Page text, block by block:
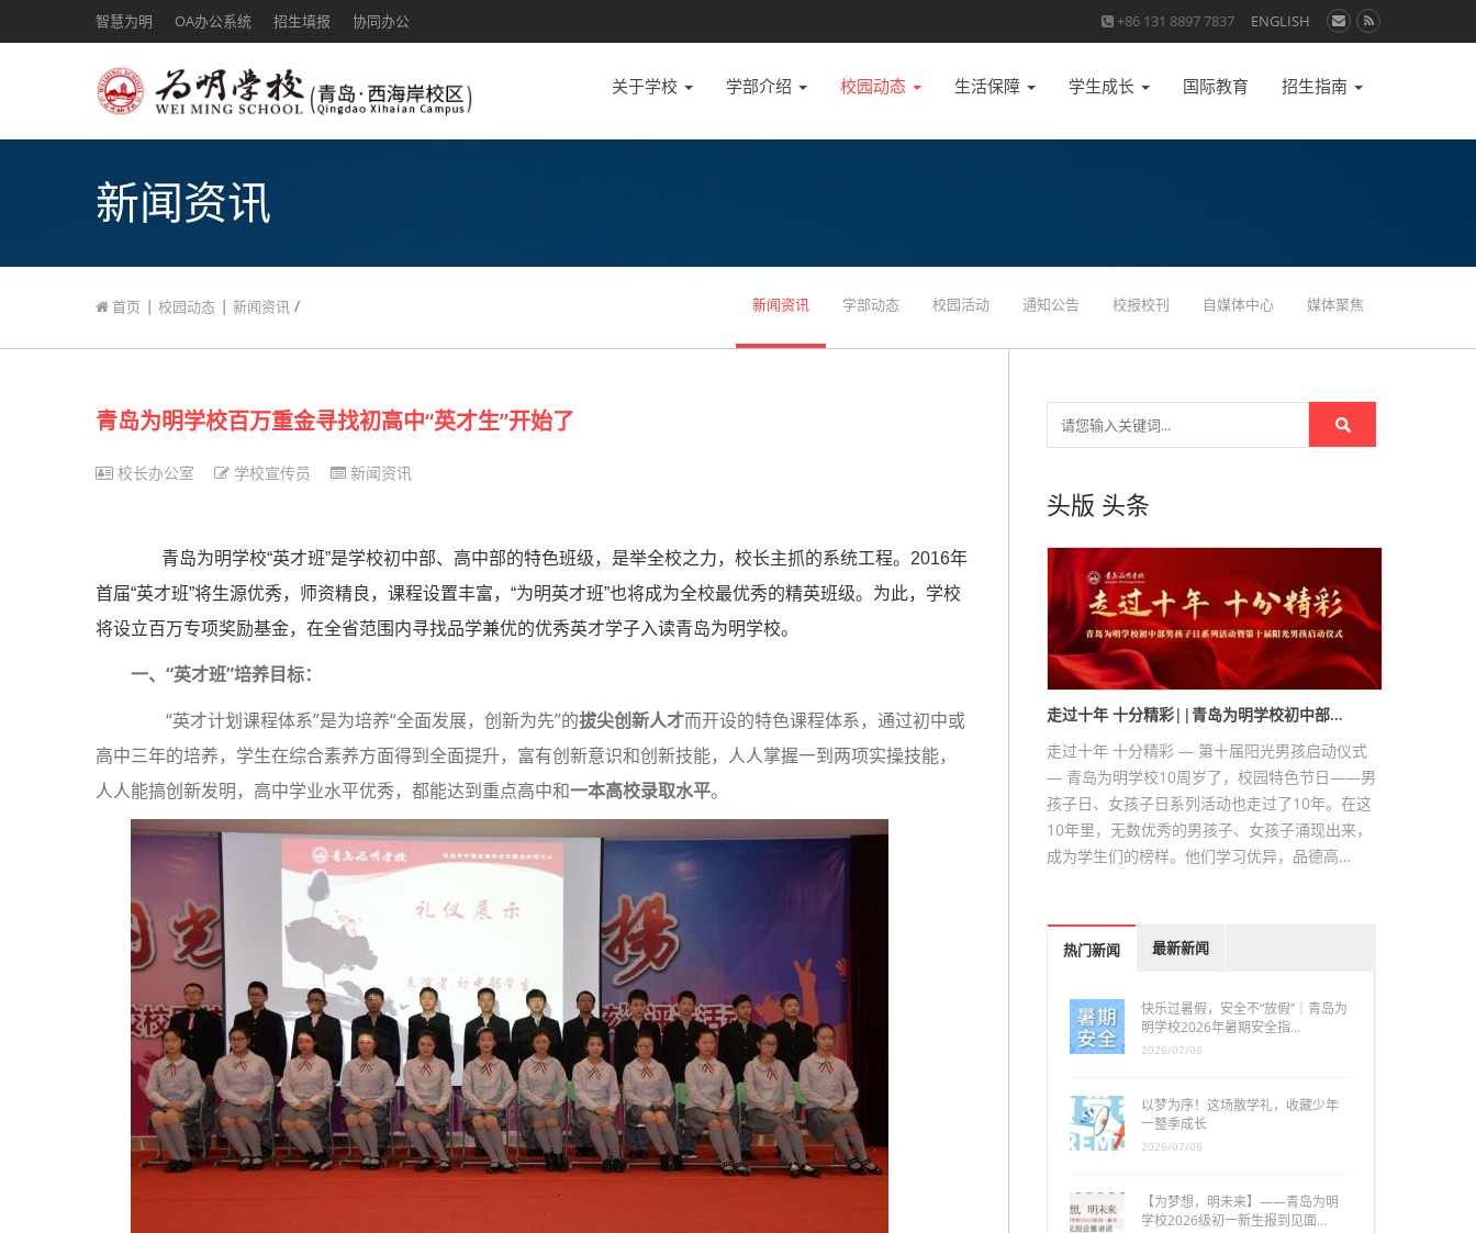
智慧为明 OA办公系统 招生填报 协同办公 +86 131 8897 7837 ENGLISH
关于学校 学部介绍 校园动态 生活保障 学生成长 国际教育 招生指南
新闻资讯
首页 | 校园动态 | 新闻资讯 / 新闻资讯 学部动态 校园活动 通知公告 校报校刊 自媒体中心 媒体聚焦
青岛为明学校百万重金寻找初高中“英才生”开始了
校长办公室 学校宣传员 新闻资讯
青岛为明学校“英才班”是学校初中部、高中部的特色班级，是举全校之力，校长主抓的系统工程。2016年
首届“英才班”将生源优秀，师资精良，课程设置丰富，“为明英才班”也将成为全校最优秀的精英班级。为此，学校
将设立百万专项奖励基金，在全省范围内寻找品学兼优的优秀英才学子入读青岛为明学校。
一、“英才班”培养目标：
“英才计划课程体系”是为培养“全面发展，创新为先”的拔尖创新人才而开设的特色课程体系，通过初中或
高中三年的培养，学生在综合素养方面得到全面提升，富有创新意识和创新技能，人人掌握一到两项实操技能，
人人能搞创新发明，高中学业水平优秀，都能达到重点高中和一本高校录取水平。
头版 头条
走过十年 十分精彩||青岛为明学校初中部…
走过十年 十分精彩 — 第十届阳光男孩启动仪式
— 青岛为明学校10周岁了，校园特色节日——男
孩子日、女孩子日系列活动也走过了10年。在这
10年里，无数优秀的男孩子、女孩子涌现出来，
成为学生们的榜样。他们学习优异，品德高…
热门新闻 最新新闻
快乐过暑假，安全不“放假”｜青岛为
明学校2026年暑期安全指…
2026/07/08
以梦为序！这场散学礼，收藏少年
一整季成长
2026/07/08
【为梦想，明未来】——青岛为明
学校2026级初一新生报到见面…